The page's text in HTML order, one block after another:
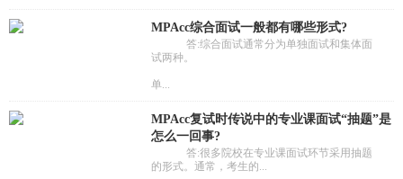
MPAcc综合面试一般都有哪些形式?
答:综合面试通常分为单独面试和集体面
试两种。
单...
MPAcc复试时传说中的专业课面试“抽题”是
怎么一回事?
答:很多院校在专业课面试环节采用抽题
的形式。通常，考生的...